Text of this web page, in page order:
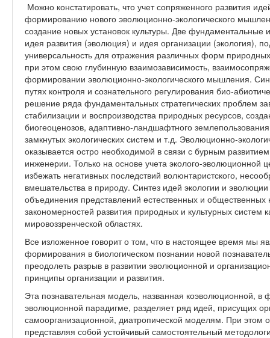
Можно констатировать, что учет сопряженного развития
формированию нового эволюционно-экологического
создание новых установок культуры. Две
идея развития (эволюция) и идея организации (экология),
универсальность для отражения различных форм
при этом свою глубинную взаимозависимость,
формировании эволюционно-экологического мышления.
путях контроля и сознательного регулирования био-
решение ряда фундаментальных стратегических проблем
стабилизации и воспроизводства природных ресурсов,
биогеоценозов, адаптивно-ландшафтного
замкнутых экологических систем и т.д. Эволюционно-
оказывается остро необходимой в связи с бурным
инженерии. Только на основе учета эколого-эволюционной
избежать негативных последствий волюнтаристского,
вмешательства в природу. Синтез идей экологии и
объединения представлений естественных и
закономерностей развития природных и культурных систем
мировоззренческой областях.
Все изложенное говорит о том, что в настоящее время мы
формирования в биологическом познании новой
преодолеть разрыв в развитии эволюционной и
принципы организации и развития.
Эта познавательная модель, названная коэволюционной,
эволюционной парадигме, разделяет ряд идей, присущих
самоорганизационной, диатропической моделям. При этом
представляя собой устойчивый самостоятельный